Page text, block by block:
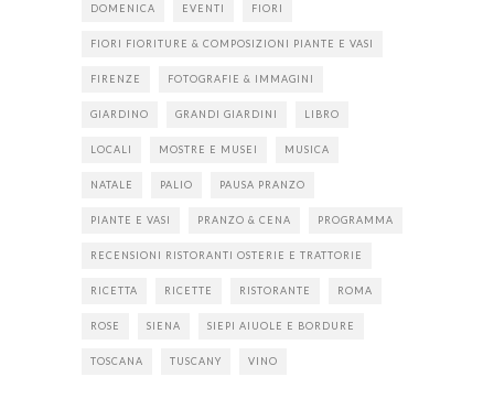
DOMENICA EVENTI FIORI
FIORI FIORITURE & COMPOSIZIONI PIANTE E VASI
FIRENZE FOTOGRAFIE & IMMAGINI
GIARDINO GRANDI GIARDINI LIBRO
LOCALI MOSTRE E MUSEI MUSICA
NATALE PALIO PAUSA PRANZO
PIANTE E VASI PRANZO & CENA PROGRAMMA
RECENSIONI RISTORANTI OSTERIE E TRATTORIE
RICETTA RICETTE RISTORANTE ROMA
ROSE SIENA SIEPI AIUOLE E BORDURE
TOSCANA TUSCANY VINO